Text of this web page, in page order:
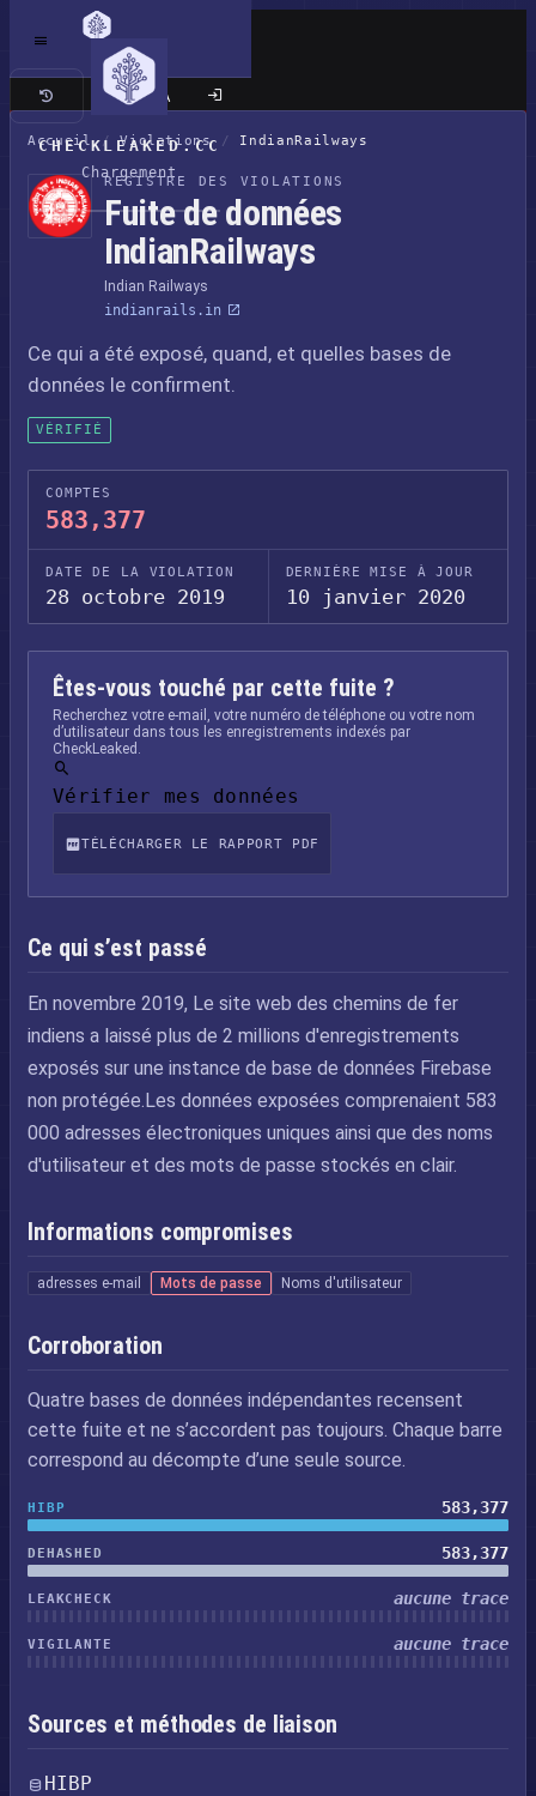
CHECKLEAKED.CC
Chargement
Site classique
Accueil / Violations / IndianRailways
REGISTRE DES VIOLATIONS
Fuite de données
IndianRailways
Indian Railways
indianrails.in
Ce qui a été exposé, quand, et quelles bases de
données le confirment.
VÉRIFIÉ
COMPTES
583,377
DATE DE LA VIOLATION
28 octobre 2019
DERNIÈRE MISE À JOUR
10 janvier 2020
Êtes-vous touché par cette fuite ?
Recherchez votre e-mail, votre numéro de téléphone ou votre nom
d’utilisateur dans tous les enregistrements indexés par
CheckLeaked.
Vérifier mes données
TÉLÉCHARGER LE RAPPORT PDF
Ce qui s’est passé
En novembre 2019, Le site web des chemins de fer
indiens a laissé plus de 2 millions d'enregistrements
exposés sur une instance de base de données Firebase
non protégée.Les données exposées comprenaient 583
000 adresses électroniques uniques ainsi que des noms
d'utilisateur et des mots de passe stockés en clair.
Informations compromises
adresses e-mail Mots de passe Noms d'utilisateur
Corroboration
Quatre bases de données indépendantes recensent
cette fuite et ne s’accordent pas toujours. Chaque barre
correspond au décompte d’une seule source.
HIBP 583,377
DEHASHED 583,377
LEAKCHECK aucune trace
VIGILANTE aucune trace
Sources et méthodes de liaison
HIBP